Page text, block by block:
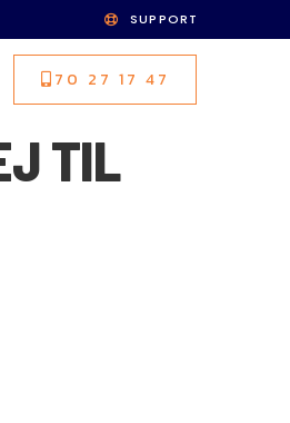
SUPPORT
70 27 17 47
TIL